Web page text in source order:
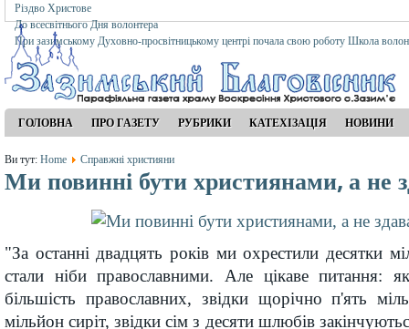
Різдво Христове
До всесвітнього Дня волонтера
При зазимському Духовно-просвітницькому центрі почала свою роботу Школа
ГОЛОВНА ПРО ГАЗЕТУ РУБРИКИ КАТЕХІЗАЦІЯ НОВИНИ
Ви тут: Home Справжні християни
Ми повинні бути християнами, а не
"За останні двадцять років ми охрестили десятки
стали ніби православними. Але цікаве питання:
більшість православних, звідки щорічно п'ять
мільйон сиріт, звідки сім з десяти шлюбів